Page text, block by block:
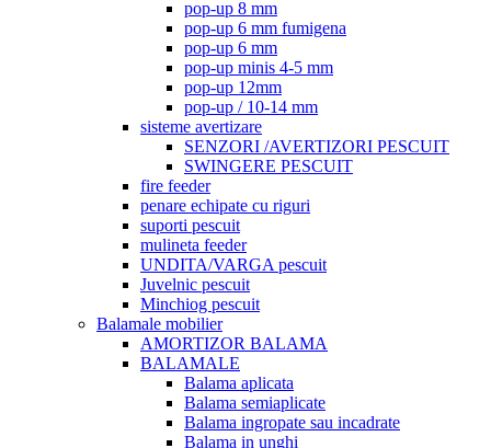
pop-up 8 mm
pop-up 6 mm fumigena
pop-up 6 mm
pop-up minis 4-5 mm
pop-up 12mm
pop-up / 10-14 mm
sisteme avertizare
SENZORI /AVERTIZORI PESCUIT
SWINGERE PESCUIT
fire feeder
penare echipate cu riguri
suporti pescuit
mulineta feeder
UNDITA/VARGA pescuit
Juvelnic pescuit
Minchiog pescuit
Balamale mobilier
AMORTIZOR BALAMA
BALAMALE
Balama aplicata
Balama semiaplicate
Balama ingropate sau incadrate
Balama in unghi